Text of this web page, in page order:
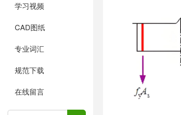
学习视频
CAD图纸
专业词汇
规范下载
在线留言